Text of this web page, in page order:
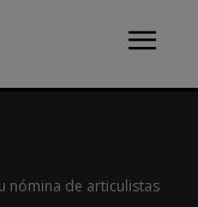
nómina de articulistas